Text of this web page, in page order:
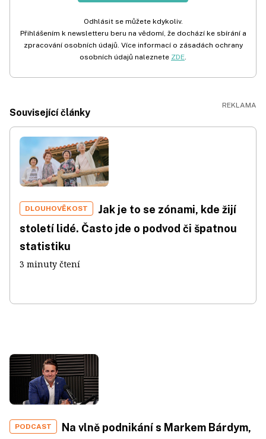
Odhlásit se můžete kdykoliv.
Přihlášením k newsletteru beru na vědomí, že dochází ke sbírání a
zpracování osobních údajů. Více informací o zásadách ochrany
osobních údajů naleznete ZDE
Související články
DLOUHOVĚKOST
Jak je to se zónami, kde žijí
století lidé. Často jde o podvod či špatnou
statistiku
3 minuty čtení
PODCAST
Na vlně podnikání s Markem Bárdym,